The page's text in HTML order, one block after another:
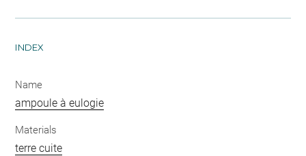
INDEX
Name
ampoule à eulogie
Materials
terre cuite